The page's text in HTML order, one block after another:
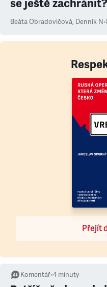
se ještě zachránit?
Beáta Obradovičová, Denník N•
Přejít
Komentář•4 minuty